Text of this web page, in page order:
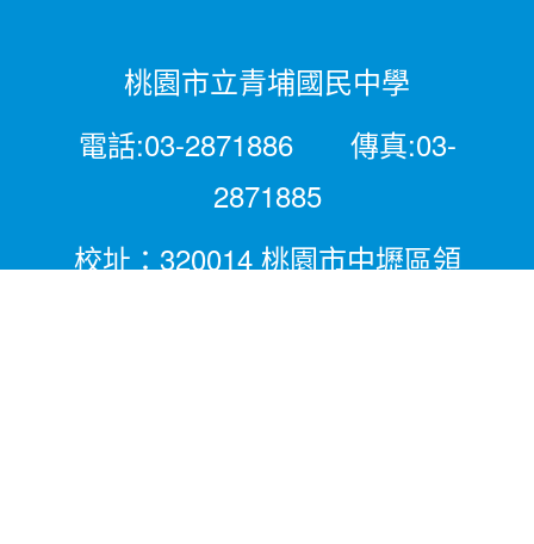
桃園市立青埔國民中學
電話:03-2871886 傳真:03-
2871885
校址：320014 桃園市中壢區領